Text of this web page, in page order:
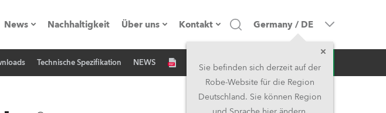
News
Pressemitteilungen
Nachhaltigkeit Über uns
Firmenprofil
Made in the EU
Kontakt
Hauptsitz
Hauptsitz & Werk
Germany / DE
Sie befinden sich derzeit auf der
Robe-Website für die Region
Deutschland. Sie können Region
Technische Spezifikation NEWS Anfrage